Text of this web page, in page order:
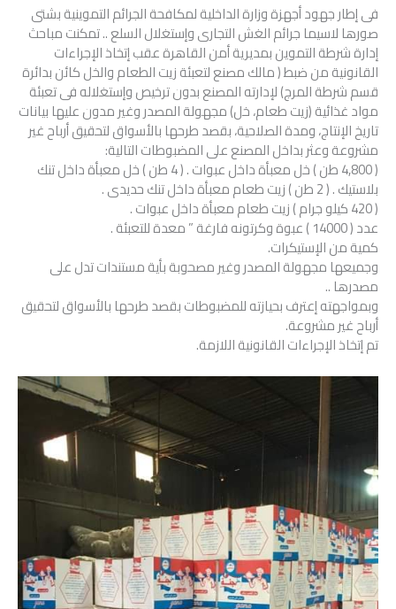
فى إطار جهود أجهزة وزارة الداخلية لمكافحة الجرائم التموينية بشتى
صورها لاسيما جرائم الغش التجارى وإستغلال السلع .. تمكنت مباحث
إدارة شرطة التموين بمديرية أمن القاهرة عقب إتخاذ الإجراءات
القانونية من ضبط ( مالك مصنع لتعبئة زيت الطعام والخل كائن بدائرة
قسم شرطة المرج) لإدارته المصنع بدون ترخيص وإستغلاله فى تعبئة
مواد غذائية (زيت طعام، خل) مجهولة المصدر وغير مدون عليها بيانات
تاريخ الإنتاج، ومدة الصلاحية، بقصد طرحها بالأسواق لتحقيق أرباح غير
مشروعة وعثر بداخل المصنع على المضبوطات التالية:
( 4,800 طن ) خل معبأة داخل عبوات . ( 4 طن ) خل معبأة داخل تنك
بلاستيك . ( 2 طن ) زيت طعام معبأة داخل تنك حديدى .
( 420 كيلو جرام ) زيت طعام معبأة داخل عبوات .
عدد ( 14000 ) عبوة وكرتونه فارغة ” معدة للتعبئة .
كمية من الإستيكرات.
وجميعها مجهولة المصدر وغير مصحوبة بأية مستندات تدل على
مصدرها ..
وبمواجهته إعترف بحيازته للمضبوطات بقصد طرحها بالأسواق لتحقيق
أرباح غير مشروعة.
تم إتخاذ الإجراءات القانونية اللازمة.